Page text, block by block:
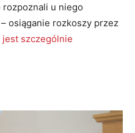
u niego
osiąganie rozkoszy przez
szczególnie